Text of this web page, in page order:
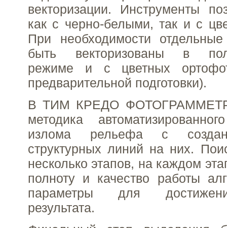
векторизации. Инструменты
как с черно-белыми, так и с
При необходимости
быть векторизованы в
режиме и с цветных
предварительной подготовки).
В ТИМ КРЕДО
методика
излома рельефа с
структурных линий на них.
несколько этапов, на каждом
полноту и качество работы
параметры для
результата.